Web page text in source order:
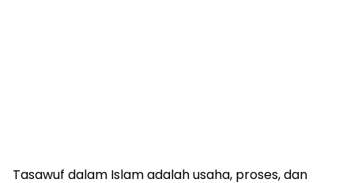
Tasawuf dalam Islam adalah usaha, proses, dan